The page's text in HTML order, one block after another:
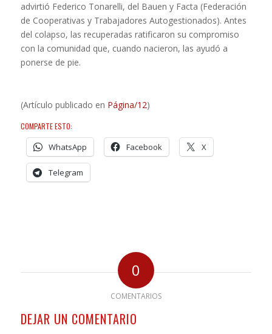
advirtió Federico Tonarelli, del Bauen y Facta (Federación
de Cooperativas y Trabajadores Autogestionados). Antes
del colapso, las recuperadas ratificaron su compromiso
con la comunidad que, cuando nacieron, las ayudó a
ponerse de pie.
(Artículo publicado en Página/12)
COMPARTE ESTO:
WhatsApp Facebook X
Telegram
0
COMENTARIOS
DEJAR UN COMENTARIO